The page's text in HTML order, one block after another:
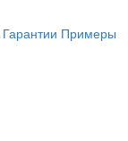
Гарантии Примеры